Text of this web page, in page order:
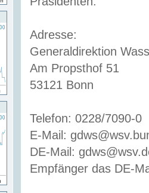
Adresse:
Generaldirektion
Am Propsthof 51
53121 Bonn
Telefon: 0228/7090-0
E-Mail:
DE-Mail:
Empfänger das DE-